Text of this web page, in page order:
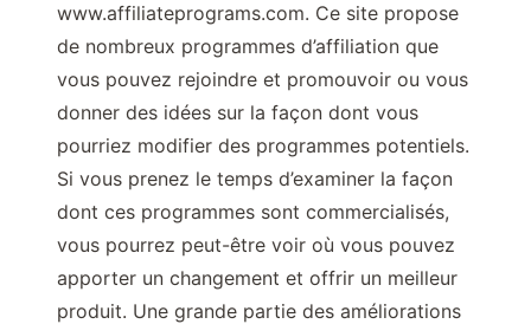
www.affiliateprograms.com. Ce site propose
de nombreux programmes d’affiliation que
vous pouvez rejoindre et promouvoir ou vous
donner des idées sur la façon dont vous
pourriez modifier des programmes potentiels.
Si vous prenez le temps d’examiner la façon
dont ces programmes sont commercialisés,
vous pourrez peut-être voir où vous pouvez
apporter un changement et offrir un meilleur
produit. Une grande partie des améliorations